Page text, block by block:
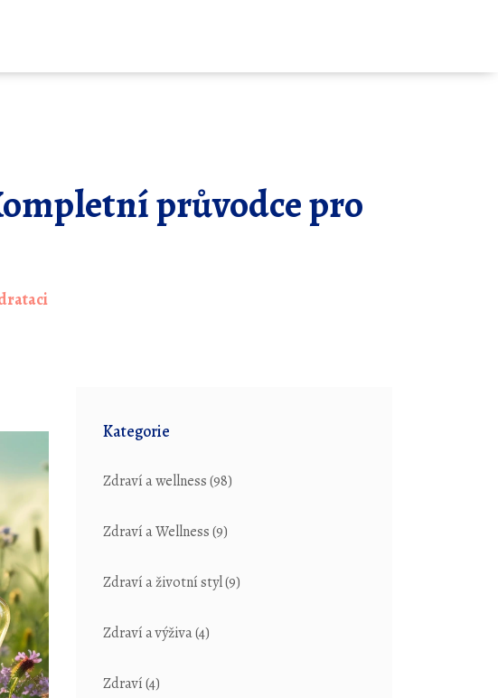
průvodce pro
Kategorie
Zdraví a wellness(98)
Zdraví a Wellness(9)
Zdraví a životní styl(9)
Zdraví a výživa(4)
Zdraví(4)